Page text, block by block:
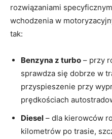
rozwiązaniami
wchodzenia w
tak:
Benzyna z turbo – przy
sprawdza się dobrze w
przyspieszenie przy
prędkościach
Diesel – dla kierowców
kilometrów po trasie,